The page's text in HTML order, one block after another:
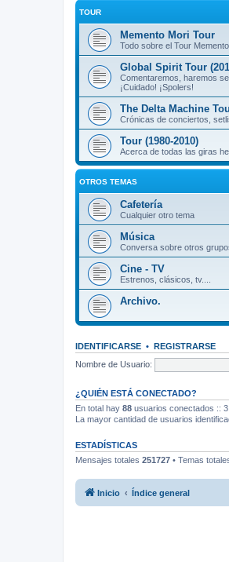
TOUR
Memento Mori Tour
Todo sobre el Tour
Global Spirit Tour
Comentaremos, haremos
¡Cuidado! ¡Spolers!
The Delta Machine
Crónicas de conciertos,
Tour (1980-2010)
Acerca de todas las giras
OTROS TEMAS
Cafetería
Cualquier otro tema
Música
Conversa sobre otros
Cine - TV
Estrenos, clásicos, tv....
Archivo.
IDENTIFICARSE • REGISTRARSE
Nombre de Usuario:
¿QUIÉN ESTÁ CONECTADO?
En total hay 88 usuarios conectados ::
La mayor cantidad de usuarios
ESTADÍSTICAS
Mensajes totales 251727 • Temas
Inicio Índice general